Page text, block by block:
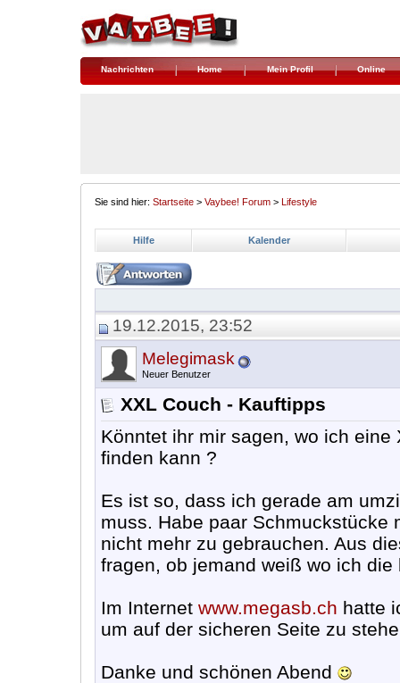
Nachrichten Home Mein Profil Online
Sie sind hier: Startseite > Vaybee! Forum > Lifestyle
Hilfe Kalender
19.12.2015, 23:52
Melegimask
Neuer Benutzer
XXL Couch - Kauftipps
Könntet ihr mir sagen, wo ich
finden kann ?
Es ist so, dass ich gerade am
muss. Habe paar Schmuckstücke
nicht mehr zu gebrauchen. Aus
fragen, ob jemand weiß wo ich
Im Internet www.megasb.ch hatte
um auf der sicheren Seite zu
Danke und schönen Abend